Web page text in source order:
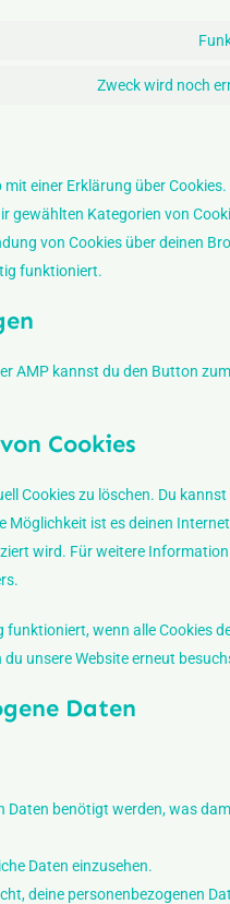
Zweck wird noch
einer Erklärung über
gewählten Kategorien von
von Cookies über deinen
funktioniert.
AMP kannst du den Button
Cookies
Cookies zu löschen. Du
Möglichkeit ist es deinen
wird. Für weitere
wenn alle Cookies
unsere Website erneut
Daten
Daten benötigt werden, was
Daten einzusehen.
deine personenbezogenen